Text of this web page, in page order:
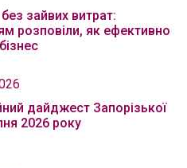
зайвих витрат:
розповіли, як ефективно
дайджест Запорізької
2026 року